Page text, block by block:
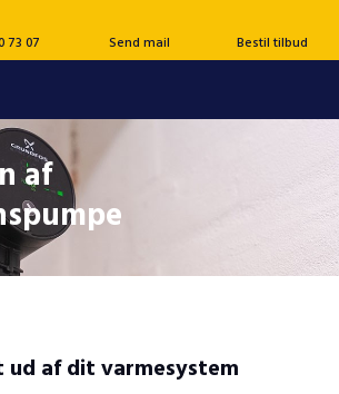
af
73 07 Send mail Bestil tilbud
ud af dit varmesystem